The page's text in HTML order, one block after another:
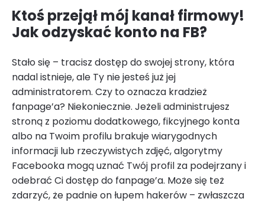
Ktoś przejął mój kanał firmowy!
Jak odzyskać konto na FB?
Stało się – tracisz dostęp do swojej strony, która
nadal istnieje, ale Ty nie jesteś już jej
administratorem. Czy to oznacza kradzież
fanpage’a? Niekoniecznie. Jeżeli administrujesz
stroną z poziomu dodatkowego, fikcyjnego konta
albo na Twoim profilu brakuje wiarygodnych
informacji lub rzeczywistych zdjęć, algorytmy
Facebooka mogą uznać Twój profil za podejrzany i
odebrać Ci dostęp do fanpage’a. Może się też
zdarzyć, że padnie on łupem hakerów – zwłaszcza